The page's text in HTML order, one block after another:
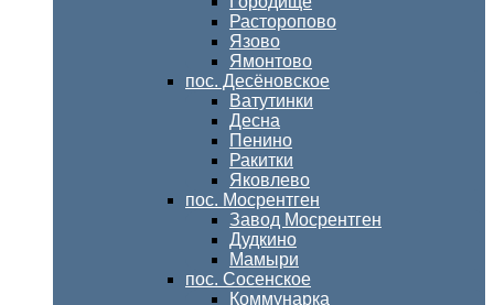
Расторопово
Язово
Ямонтово
пос. Десёновское
Ватутинки
Десна
Пенино
Ракитки
Яковлево
пос. Мосрентген
Завод Мосрентген
Дудкино
Мамыри
пос. Сосенское
Коммунарка